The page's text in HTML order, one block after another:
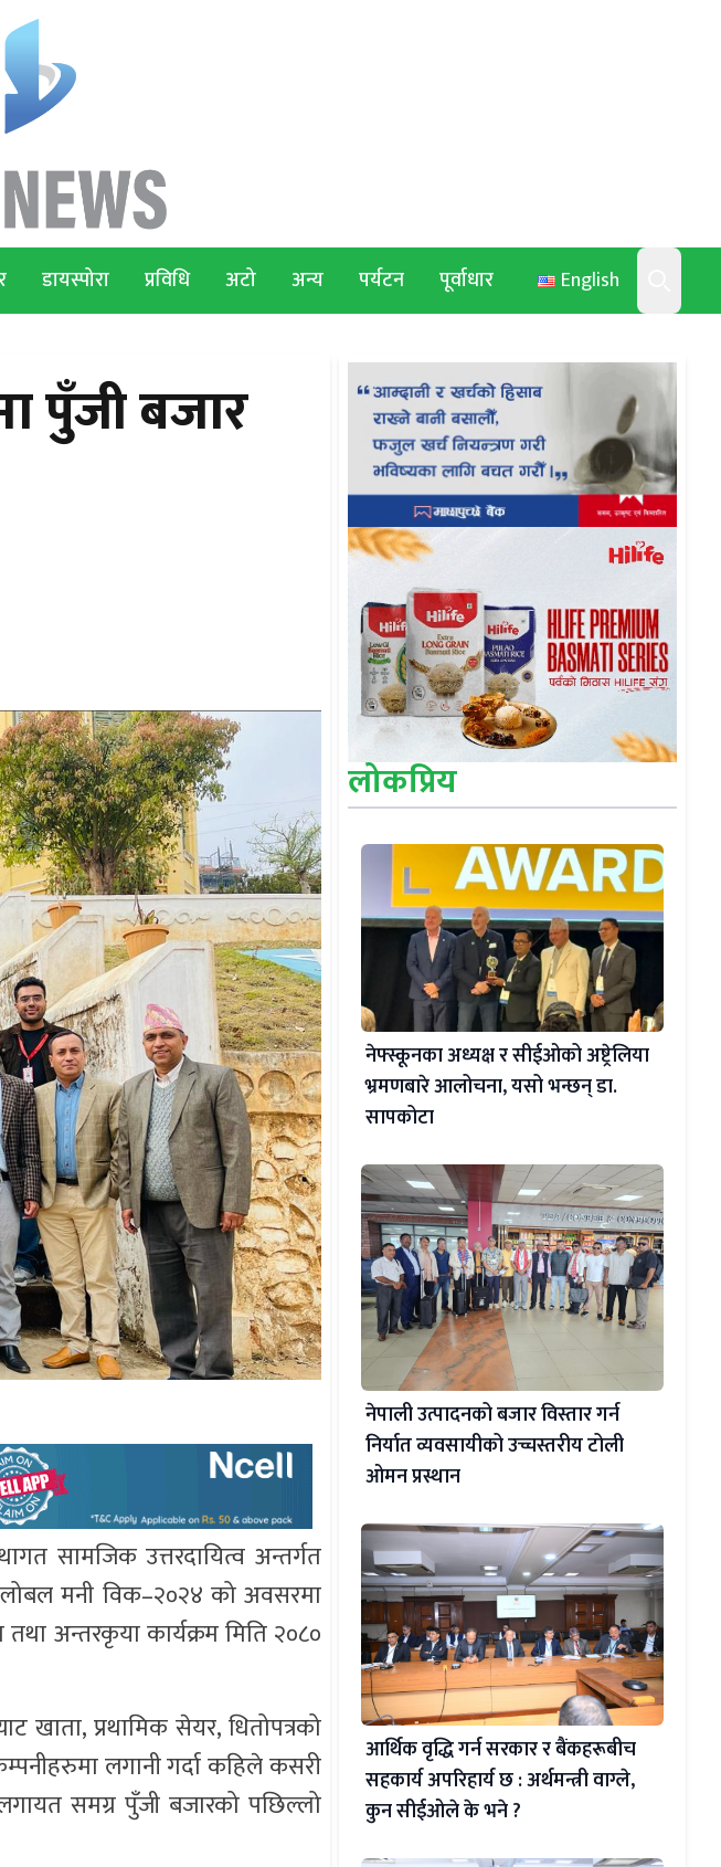
English
Search
डायस्पोरा प्रविधि अटो अन्य पर्यटन पूर्वाधार
पुँजी बजार
सामजिक उत्तरदायित्व अन्तर्गत
ग्लोबल मनी विक–२०२४ को अवसरमा
तथा अन्तरकृया कार्यक्रम मिति २०८०
खाता, प्रथामिक सेयर, धितोपत्रको
लगानी गर्दा कहिले कसरी
समग्र पुँजी बजारको पछिल्लो
लोकप्रिय
नेफ्स्कूनका अध्यक्ष र सीईओको अष्ट्रेलिया
भ्रमणबारे आलोचना, यसो भन्छन् डा‍.
सापकोटा
नेपाली उत्पादनको बजार विस्तार गर्न
निर्यात व्यवसायीको उच्चस्तरीय टोली
ओमन प्रस्थान
आर्थिक वृद्धि गर्न सरकार र बैंकहरूबीच
सहकार्य अपरिहार्य छ : अर्थमन्त्री वाग्ले,
कुन सीईओले के भने ?